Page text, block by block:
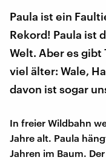
Paula ist ein
Rekord! Paula ist
Welt. Aber es
viel älter: Wale,
davon ist sogar
In freier Wildbahn
Jahre alt. Paula
Jahren im Baum.